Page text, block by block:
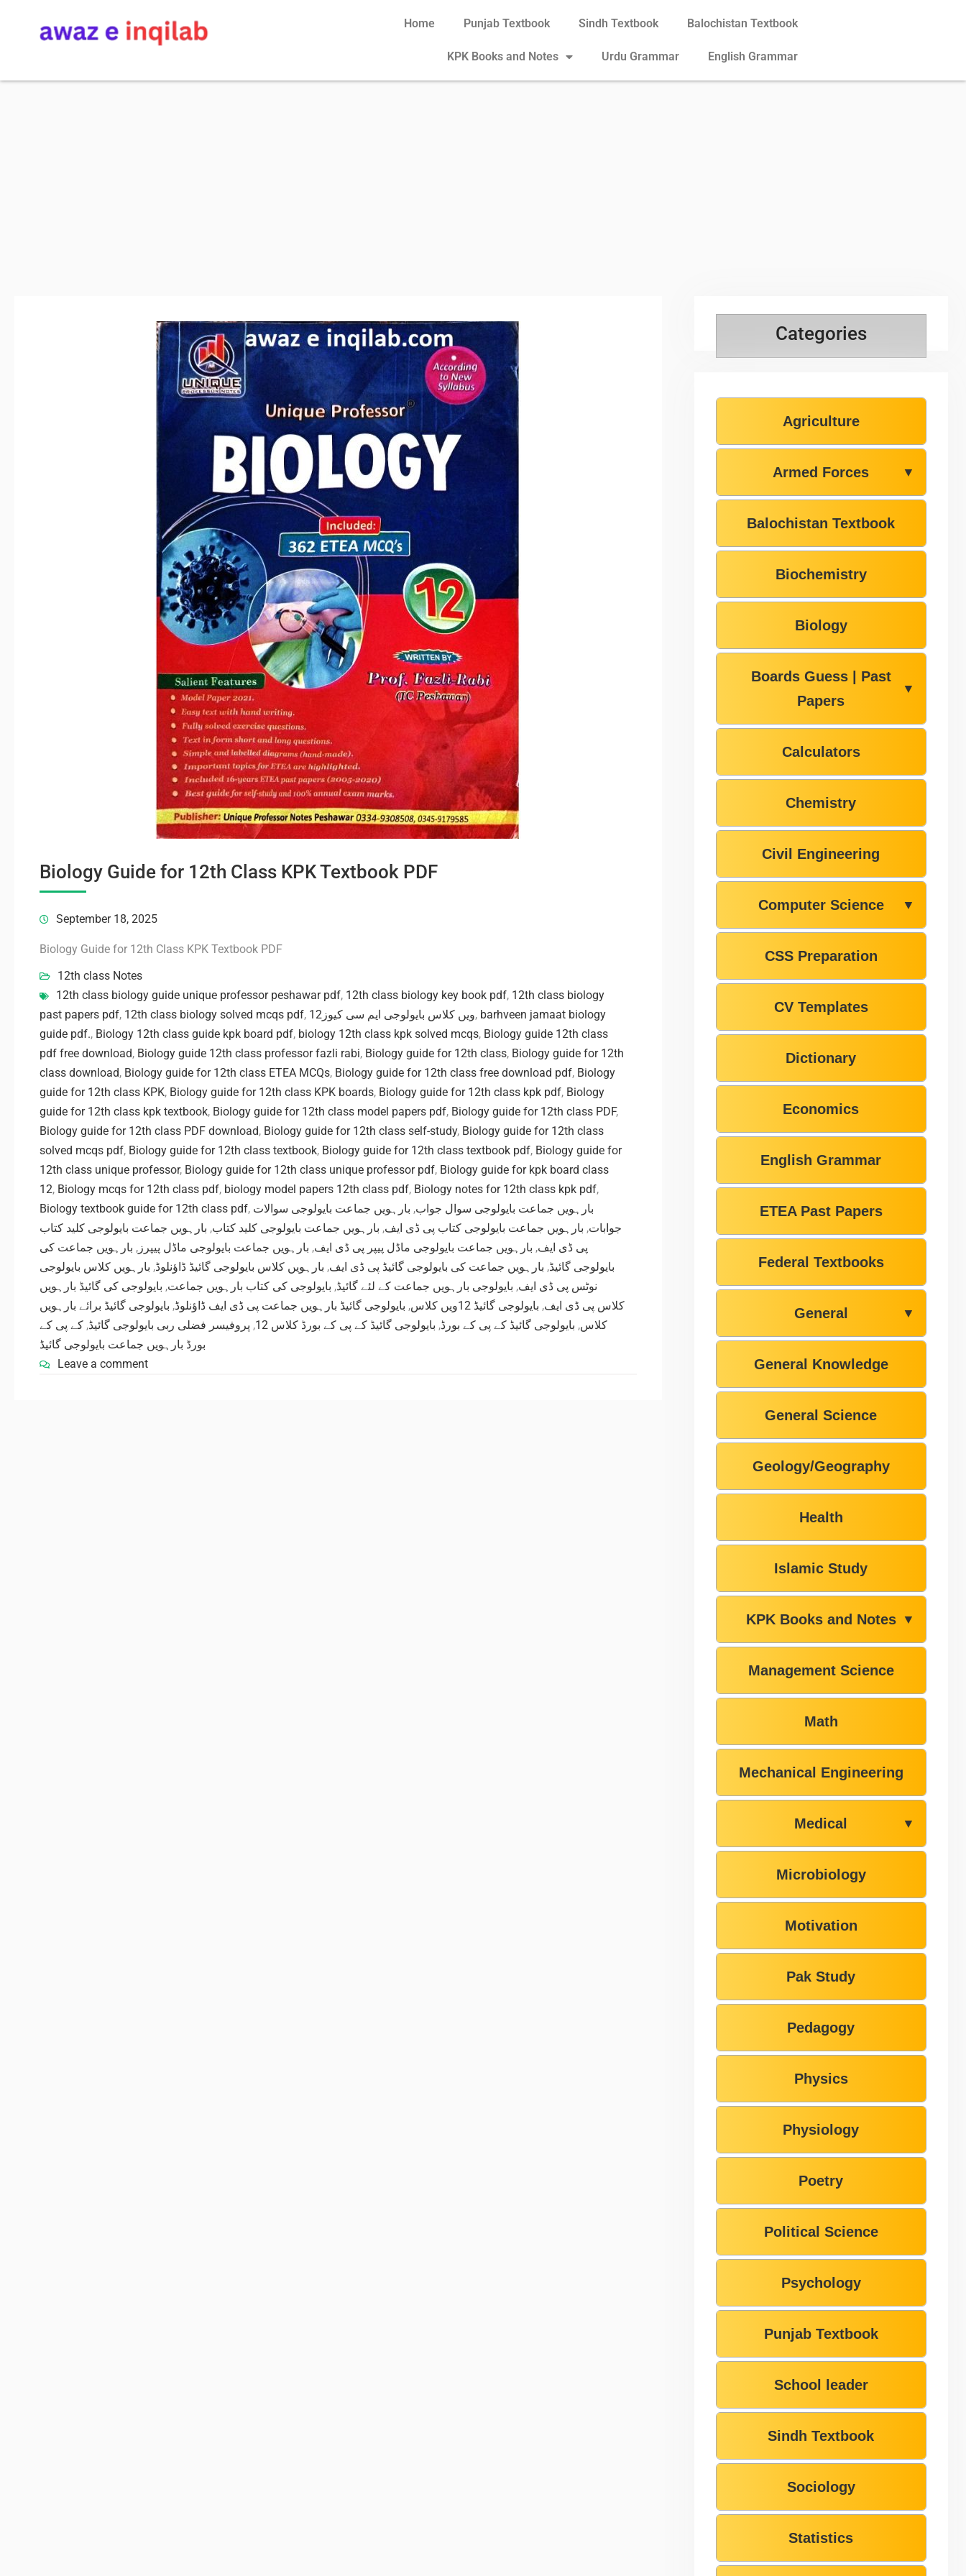
Home Punjab Textbook Sindh Textbook Balochistan Textbook
KPK Books and Notes Urdu Grammar English Grammar
Biology Guide for 12th Class KPK Textbook PDF
September 18, 2025
Biology Guide for 12th Class KPK Textbook PDF
12th class Notes
12th class biology guide unique professor peshawar pdf, 12th class biology key book pdf, 12th class biology
past papers pdf, 12th class biology solved mcqs pdf, 12ویں کلاس بایولوجی ایم سی کیوز, barhveen jamaat biology
guide pdf., Biology 12th class guide kpk board pdf, biology 12th class kpk solved mcqs, Biology guide 12th class
pdf free download, Biology guide 12th class professor fazli rabi, Biology guide for 12th class, Biology guide for 12th
class download, Biology guide for 12th class ETEA MCQs, Biology guide for 12th class free download pdf, Biology
guide for 12th class KPK, Biology guide for 12th class KPK boards, Biology guide for 12th class kpk pdf, Biology
guide for 12th class kpk textbook, Biology guide for 12th class model papers pdf, Biology guide for 12th class PDF,
Biology guide for 12th class PDF download, Biology guide for 12th class self-study, Biology guide for 12th class
solved mcqs pdf, Biology guide for 12th class textbook, Biology guide for 12th class textbook pdf, Biology guide for
12th class unique professor, Biology guide for 12th class unique professor pdf, Biology guide for kpk board class
12, Biology mcqs for 12th class pdf, biology model papers 12th class pdf, Biology notes for 12th class kpk pdf,
Biology textbook guide for 12th class pdf, بارہویں جماعت بایولوجی سوال جواب, بارہویں جماعت بایولوجی سوالات
جوابات, بارہویں جماعت بایولوجی کتاب پی ڈی ایف, بارہویں جماعت بایولوجی کلید کتاب, بارہویں جماعت بایولوجی کلید کتاب
پی ڈی ایف, بارہویں جماعت بایولوجی ماڈل پیپر پی ڈی ایف, بارہویں جماعت بایولوجی ماڈل پیپرز , بارہویں جماعت کی
بایولوجی گائیڈ, بارہویں جماعت کی بایولوجی گائیڈ پی ڈی ایف, بارہویں کلاس بایولوجی گائیڈ ڈاؤنلوڈ, بارہویں کلاس بایولوجی
نوٹس پی ڈی ایف, بایولوجی بارہویں جماعت کے لئے گائیڈ, بایولوجی کی کتاب بارہویں جماعت, بایولوجی کی گائیڈ بارہویں
کلاس پی ڈی ایف, بایولوجی گائیڈ 12ویں کلاس , بایولوجی گائیڈ بارہویں جماعت پی ڈی ایف ڈاؤنلوڈ, بایولوجی گائیڈ برائے بارہویں
کلاس, بایولوجی گائیڈ کے پی کے بورڈ, بایولوجی گائیڈ کے پی کے بورڈ کلاس 12 , پروفیسر فضلی ربی بایولوجی گائیڈ, کے پی کے
بورڈ بارہویں جماعت بایولوجی گائیڈ
Leave a comment
Categories
Agriculture
Armed Forces ▼
Balochistan Textbook
Biochemistry
Biology
Boards Guess | Past
Papers
▼
Calculators
Chemistry
Civil Engineering
Computer Science ▼
CSS Preparation
CV Templates
Dictionary
Economics
English Grammar
ETEA Past Papers
Federal Textbooks
General ▼
General Knowledge
General Science
Geology/Geography
Health
Islamic Study
KPK Books and Notes ▼
Management Science
Math
Mechanical Engineering
Medical ▼
Microbiology
Motivation
Pak Study
Pedagogy
Physics
Physiology
Poetry
Political Science
Psychology
Punjab Textbook
School leader
Sindh Textbook
Sociology
Statistics